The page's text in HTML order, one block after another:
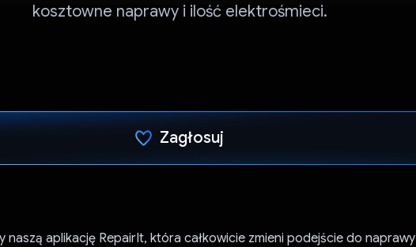
kosztowne naprawy i ilość elektrośmieci.
Zagłosuj
naszą aplikację RepairIt, która całkowicie zmieni podejście do naprawy